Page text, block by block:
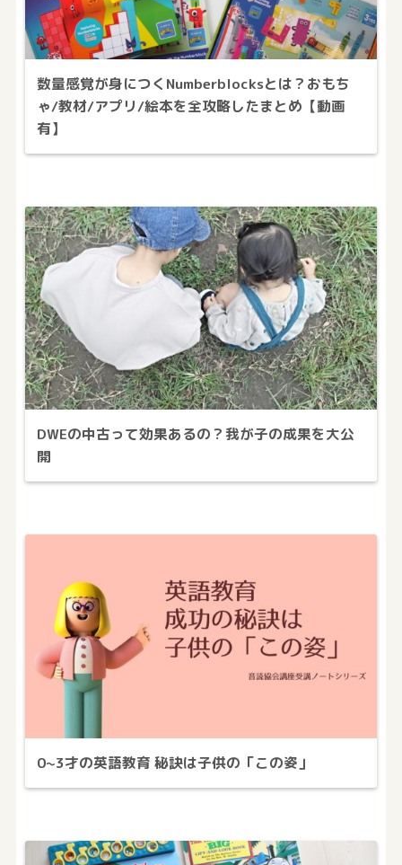
数量感覚が身につくNumberblocksとは？おもち
ゃ/教材/アプリ/絵本を全攻略したまとめ【動画
有】
DWEの中古って効果あるの？我が子の成果を大公
開
0~3才の英語教育 秘訣は子供の「この姿」